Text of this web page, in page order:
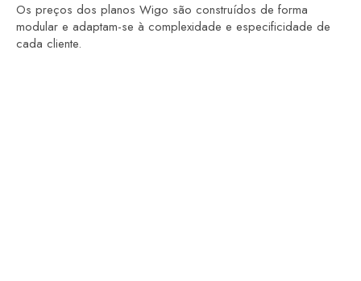
Os preços dos planos Wigo são construídos de forma
modular e adaptam-se à complexidade e especificidade de
cada cliente.